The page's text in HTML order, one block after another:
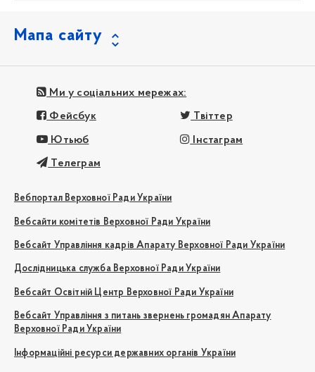
Мапа сайту
Ми у соціальних мережах:
Фейсбук Твіттер
Ютьюб Інстаграм
Телеграм
Вебпортал Верховної Ради України
Вебсайти комітетів Верховної Ради України
Вебсайт Управління кадрів Апарату Верховної Ради України
Дослідницька служба Верховної Ради України
Вебсайт Освітній Центр Верховної Ради України
Вебсайт Управління з питань звернень громадян Апарату
Верховної Ради України
Інформаційні ресурси державних органів України